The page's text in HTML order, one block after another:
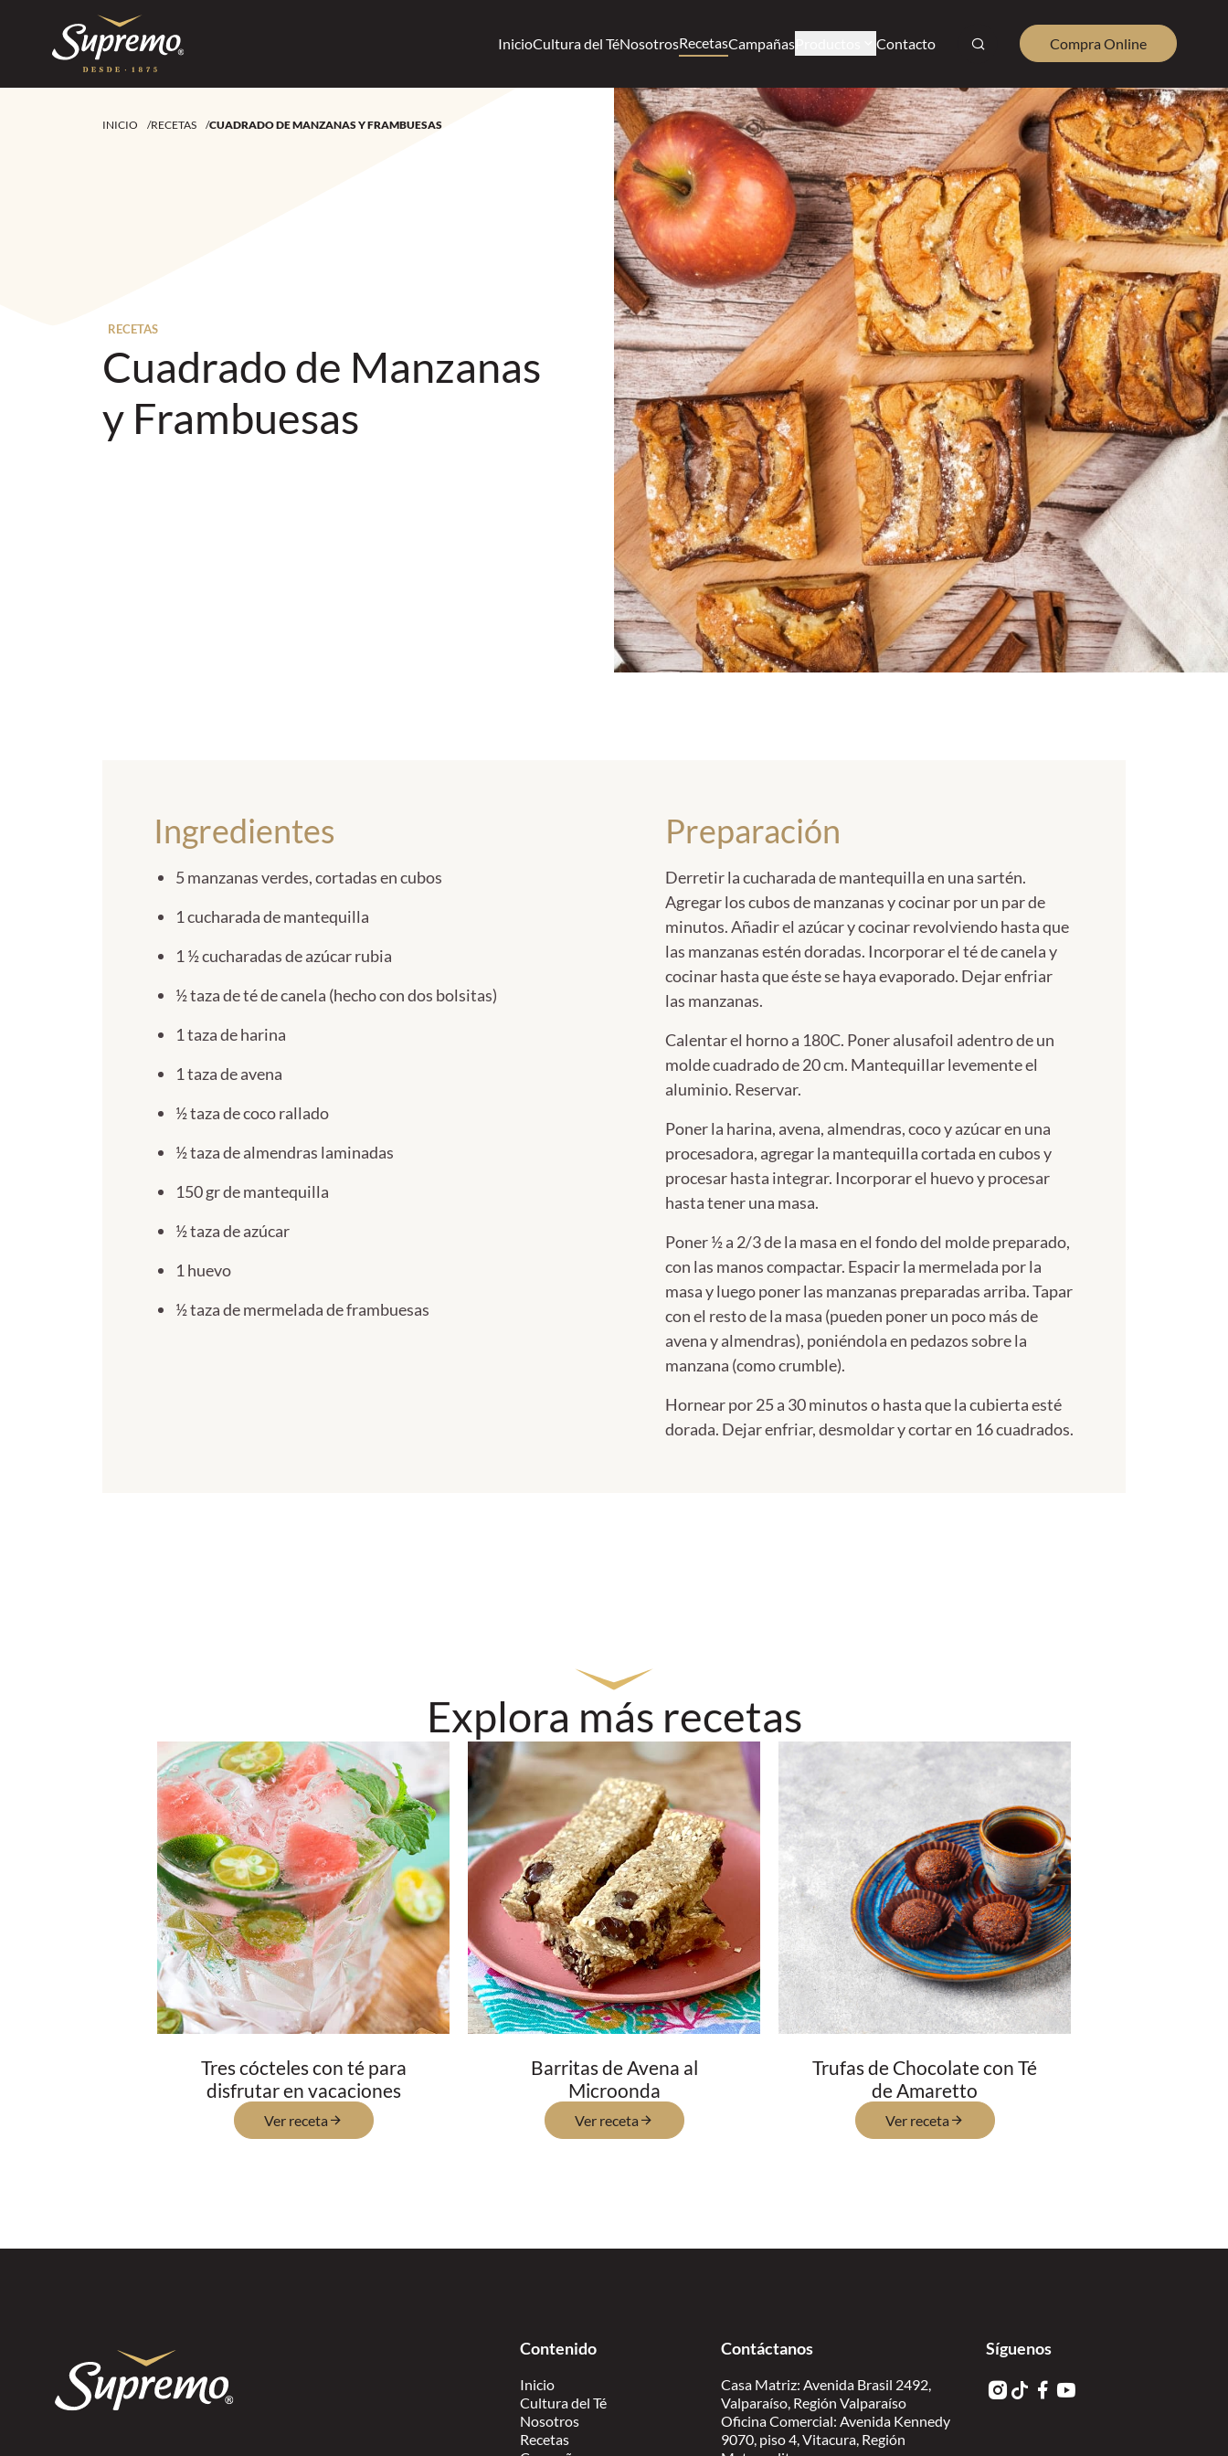
InicioCultura del TéNosotrosRecetasCampañas Contacto Compra Online
INICIO /RECETAS /CUADRADO DE MANZANAS Y FRAMBUESAS
RECETAS
Cuadrado de Manzanas
y Frambuesas
Ingredientes
5 manzanas verdes, cortadas en cubos
1 cucharada de mantequilla
1 ½ cucharadas de azúcar rubia
½ taza de té de canela (hecho con dos bolsitas)
1 taza de harina
1 taza de avena
½ taza de coco rallado
½ taza de almendras laminadas
150 gr de mantequilla
½ taza de azúcar
1 huevo
½ taza de mermelada de frambuesas
Preparación
Derretir la cucharada de mantequilla en una sartén.
Agregar los cubos de manzanas y cocinar por un par de
minutos. Añadir el azúcar y cocinar revolviendo hasta que
las manzanas estén doradas. Incorporar el té de canela y
cocinar hasta que éste se haya evaporado. Dejar enfriar
las manzanas.
Calentar el horno a 180C. Poner alusafoil adentro de un
molde cuadrado de 20 cm. Mantequillar levemente el
aluminio. Reservar.
Poner la harina, avena, almendras, coco y azúcar en una
procesadora, agregar la mantequilla cortada en cubos y
procesar hasta integrar. Incorporar el huevo y procesar
hasta tener una masa.
Poner ½ a 2/3 de la masa en el fondo del molde preparado,
con las manos compactar. Espacir la mermelada por la
masa y luego poner las manzanas preparadas arriba. Tapar
con el resto de la masa (pueden poner un poco más de
avena y almendras), poniéndola en pedazos sobre la
manzana (como crumble).
Hornear por 25 a 30 minutos o hasta que la cubierta esté
dorada. Dejar enfriar, desmoldar y cortar en 16 cuadrados.
Explora más recetas
Tres cócteles con té para
disfrutar en vacaciones
Ver receta
Barritas de Avena al
Microonda
Ver receta
Trufas de Chocolate con Té
de Amaretto
Ver receta
Contenido
Inicio
Cultura del Té
Nosotros
Recetas
Contáctanos
Casa Matriz: Avenida Brasil 2492,
Valparaíso, Región Valparaíso
Oficina Comercial: Avenida Kennedy
9070, piso 4, Vitacura, Región
Síguenos